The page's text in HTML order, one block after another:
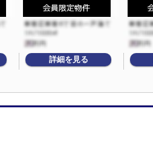
詳細を見る